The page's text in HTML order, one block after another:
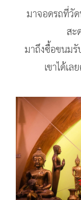
มาจอดรถที่วั
สะ
มาถึงซื้อขนม
เขาได้เ